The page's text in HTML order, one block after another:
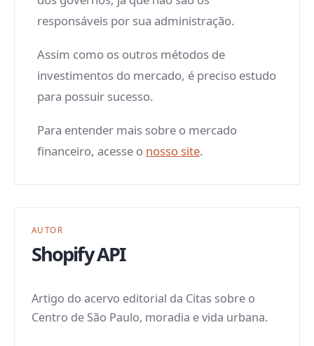
responsáveis por sua administração.
Assim como os outros métodos de
investimentos do mercado, é preciso estudo
para possuir sucesso.
Para entender mais sobre o mercado
financeiro, acesse o nosso site.
AUTOR
Shopify API
Artigo do acervo editorial da Citas sobre o
Centro de São Paulo, moradia e vida urbana.